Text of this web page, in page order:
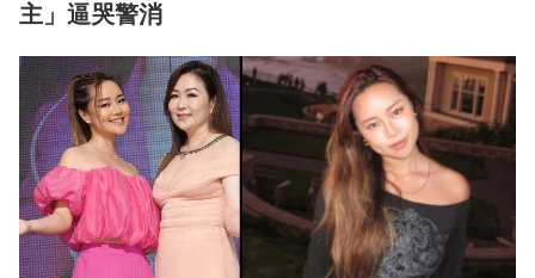
主」逼哭警消